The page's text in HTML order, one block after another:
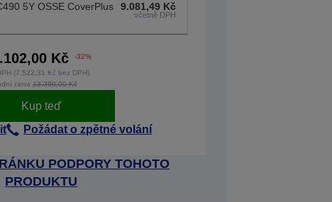
5Y OSSE CoverPlus 9.081,49 Kč
včetně DPH
Kč -32%
(7.522,31 Kč bez DPH)
cena13.390,00 Kč
Kup teď
Požádat o zpětné volání
PODPORY TOHOTO
PRODUKTU